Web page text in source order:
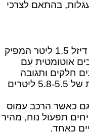
בהתאם לצרכי
טויוטה סיטי בישראל מצוידת במנוע דיזל 1.5 ליטר המפיק
אוטומטית עם
חלקים ותגובה
5.5
‑
5.8 ליטרים
גם כאשר הרכב עמוס
תפעול נוח, מהיר
כאחד.